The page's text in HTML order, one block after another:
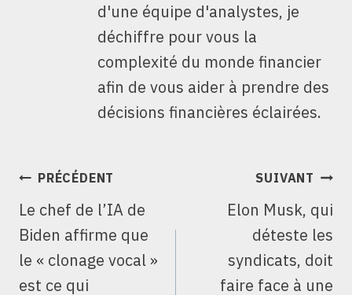
d'une équipe d'analystes, je
déchiffre pour vous la
complexité du monde financier
afin de vous aider à prendre des
décisions financières éclairées.
NAVIGATION
L’ARTICLE
PRÉCÉDENT
Le chef de l’IA de
Biden affirme que
le « clonage vocal »
est ce qui
SUIVANT
Elon Musk, qui
déteste les
syndicats, doit
faire face à une